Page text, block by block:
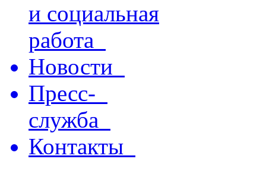
и социальная
работа
Новости
Пресс-
служба
Контакты